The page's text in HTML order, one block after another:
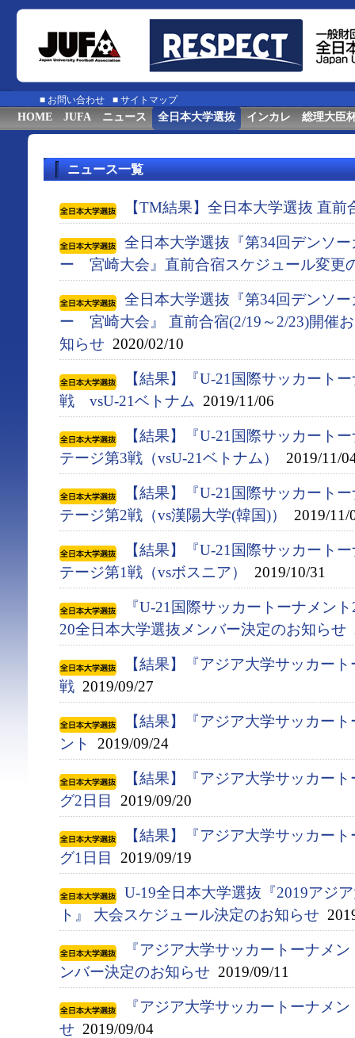
■ お問い合わせ ■ サイトマップ
HOME JUFA ニュース 全日本大学選抜 インカレ 総理大臣
ニュース一覧
【TM結果】全日本大学選抜 直前
全日本大学選抜『第34回デンソ
ー 宮崎大会』直前合宿スケジュール変更
全日本大学選抜『第34回デンソ
ー 宮崎大会』 直前合宿(2/19～2/23)開催
知らせ 2020/02/10
【結果】『U-21国際サッカート
戦 vsU-21ベトナム 2019/11/06
【結果】『U-21国際サッカート
テージ第3戦（vsU-21ベトナム）
2019/11/
【結果】『U-21国際サッカート
テージ第2戦（vs漢陽大学(韓国)）
2019/11/
【結果】『U-21国際サッカート
テージ第1戦（vsボスニア）
2019/10/31
『U-21国際サッカートーナメン
20全日本大学選抜メンバー決定のお知らせ
【結果】『アジア大学サッカー
戦 2019/09/27
【結果】『アジア大学サッカー
ント
2019/09/24
【結果】『アジア大学サッカー
グ2日目
2019/09/20
【結果】『アジア大学サッカー
グ1日目
2019/09/19
U-19全日本大学選抜『2019アジ
ト』 大会スケジュール決定のお知らせ
『アジア大学サッカートーナメ
ンバー決定のお知らせ 2019/09/11
『アジア大学サッカートーナメ
せ 2019/09/04